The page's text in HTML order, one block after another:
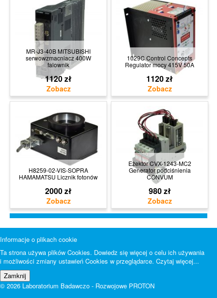
MR-J3-40B MITSUBISHI
serwowzmacniacz 400W
falownik
1120 zł
1029C Control Concepts
Regulator mocy 415V 50A
1120 zł
H8259-02-VIS-SOPRA
HAMAMATSU Licznik fotonów
2000 zł
Eżektor CVX-1243-MC2
Generator podciśnienia
CONVUM
980 zł
Informacje o plikach cookie
Ta strona używa plików Cookies. Dowiedz się więcej o celu ich używania
i możliwości zmiany ustawień Cookies w przeglądarce. Czytaj więcej...
© 2026 Laboratorium Badawczo - Rozwojowe PROTON